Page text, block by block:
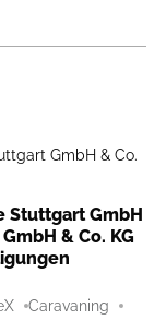
GmbH & Co.
Stuttgart GmbH
& Co. KG
Caravaning